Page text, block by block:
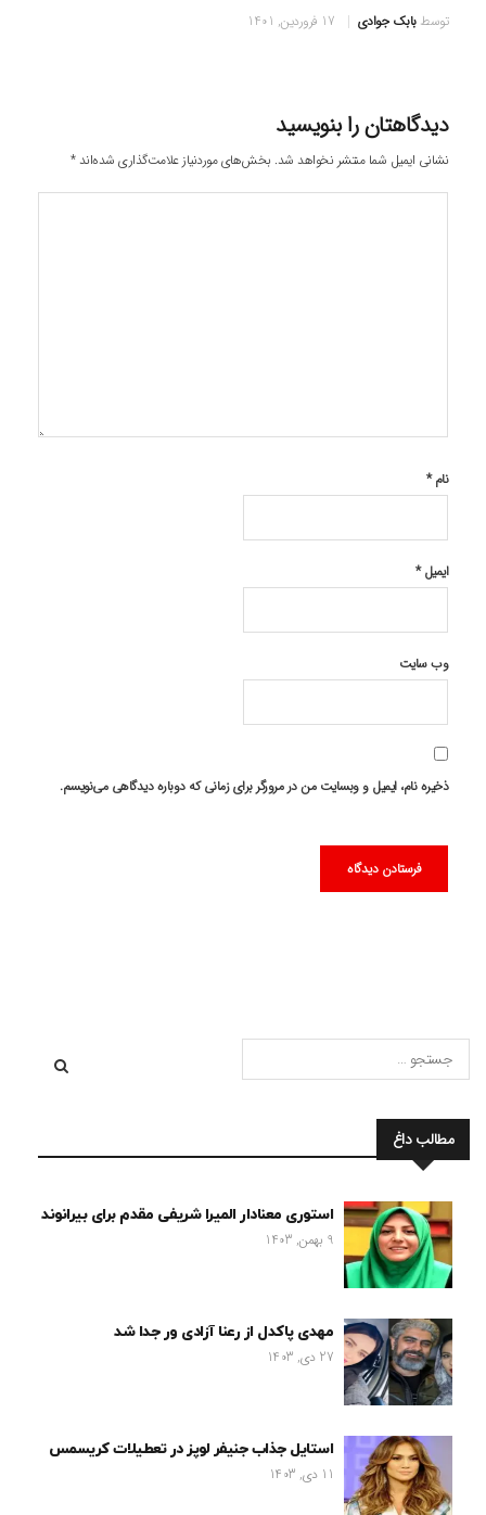
توسطبابک جوادی 17 فروردین, 1401
دیدگاهتان را بنویسید
نشانی ایمیل شما منتشر نخواهد شد. بخش‌های موردنیاز علامت‌گذاری شده‌اند*
نام*
ایمیل*
وب‌ سایت
ذخیره نام، ایمیل و وبسایت من در مرورگر برای زمانی که دوباره دیدگاهی می‌نویسم.
مطالب داغ
استوری معنادار المیرا شریفی مقدم برای بیرانوند
9 بهمن, 1403
مهدی پاکدل از رعنا آزادی ور جدا شد
27 دی, 1403
استایل جذاب جنیفر لوپز در تعطیلات کریسمس
11 دی, 1403